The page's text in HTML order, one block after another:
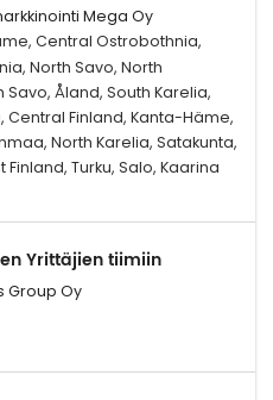
Mega Oy
Central Ostrobothnia,
North Savo, North
Åland, South Karelia,
Central Finland, Kanta-Häme,
North Karelia, Satakunta,
Turku, Salo, Kaarina
Yrittäjien tiimiin
Group Oy